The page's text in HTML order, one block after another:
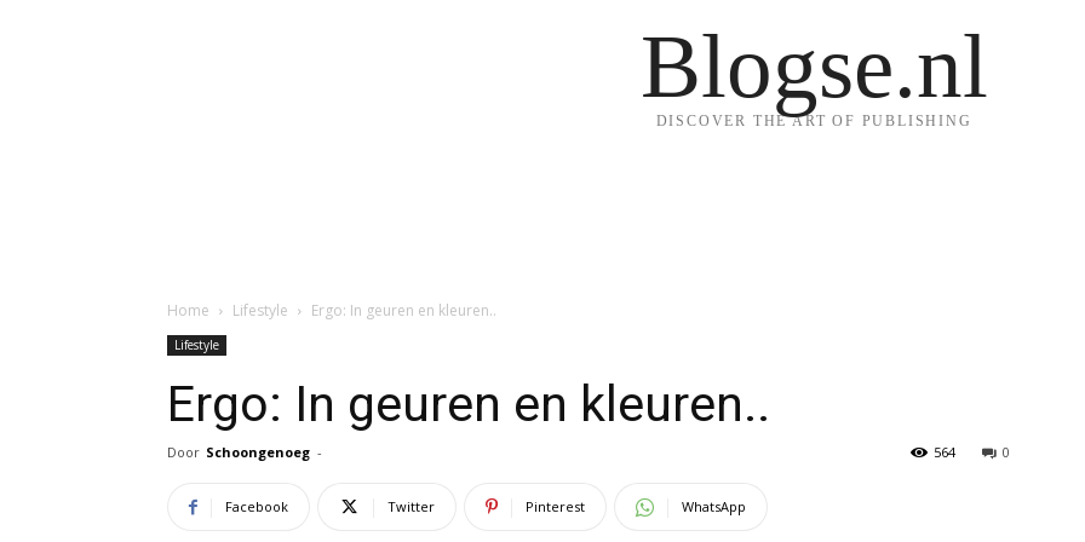
Blogse.nl
DISCOVER THE ART OF PUBLISHING
Home Lifestyle Ergo: In geuren en kleuren..
Lifestyle
Ergo: In geuren en kleuren..
Door Schoongenoeg - 0
564
Facebook Twitter Pinterest WhatsApp